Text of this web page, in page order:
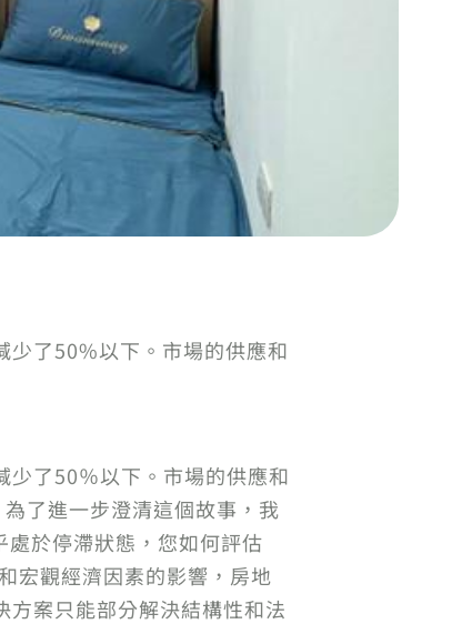
少了50%以下。市場的供應和
了50％以下。市場的供應和
了進一步澄清這個故事，我
於停滯狀態，您如何評估
宏觀經濟因素的影響，房地
案只能部分解決結構性和法